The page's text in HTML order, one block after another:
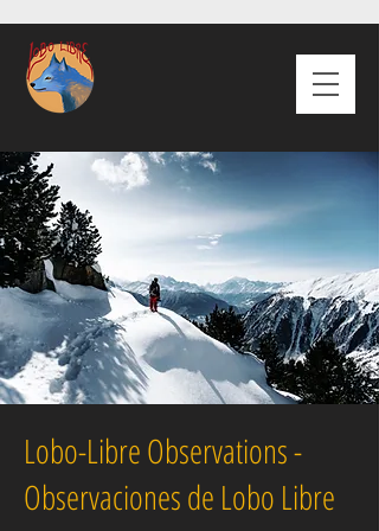
Lobo-Libre Observations -
Observaciones de Lobo Libre